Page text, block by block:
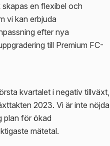
en flexibel och
vi kan erbjuda
efter nya
till Premium FC-
kvartalet i negativ tillväxt,
2023. Vi är inte nöjda
plan för ökad
mätetal.